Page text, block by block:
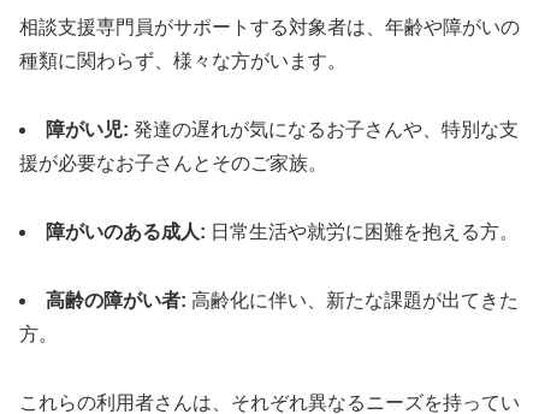
相談支援専門員がサポートする対象者は、年齢や障がいの
種類に関わらず、様々な方がいます。
障がい児: 発達の遅れが気になるお子さんや、特別な支
援が必要なお子さんとそのご家族。
障がいのある成人: 日常生活や就労に困難を抱える方。
高齢の障がい者: 高齢化に伴い、新たな課題が出てきた
方。
これらの利用者さんは、それぞれ異なるニーズを持ってい